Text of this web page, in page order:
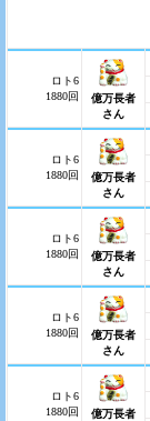
ロト6
1880回
億万長者
さん
ロト6
1880回
億万長者
さん
ロト6
1880回
億万長者
さん
ロト6
1880回
億万長者
さん
ロト6
1880回
億万長者